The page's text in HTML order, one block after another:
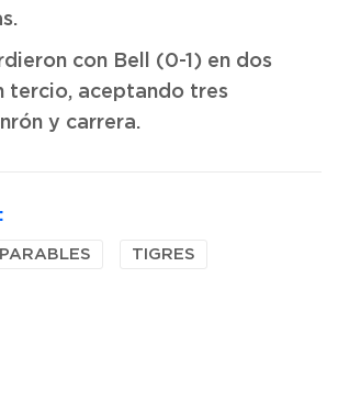
con Bell (0-1) en dos
tercio, aceptando tres
y carrera.
TIGRES